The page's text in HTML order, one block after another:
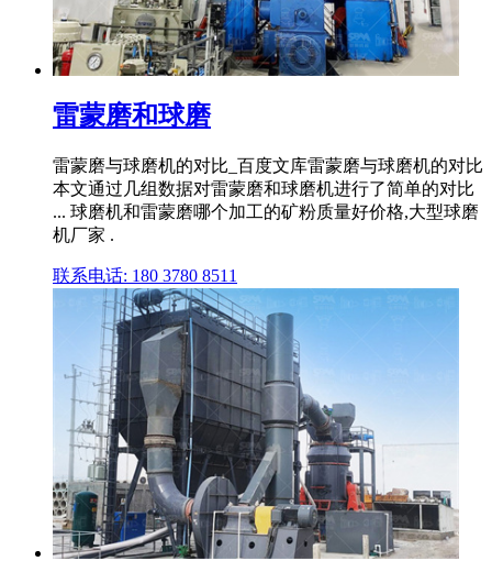
雷蒙磨和球磨
雷蒙磨与球磨机的对比_百度文库雷蒙磨与球磨机的对比
本文通过几组数据对雷蒙磨和球磨机进行了简单的对比
... 球磨机和雷蒙磨哪个加工的矿粉质量好价格,大型球磨
机厂家 .
联系电话: 180 3780 8511